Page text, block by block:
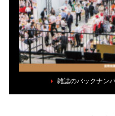
雑誌のバックナン